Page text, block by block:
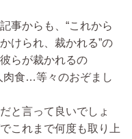
事からも、“これから
けられ、裁かれる”の
らが裁かれるの
肉食…等々のおぞまし
と言って良いでしょ
これまで何度も取り上